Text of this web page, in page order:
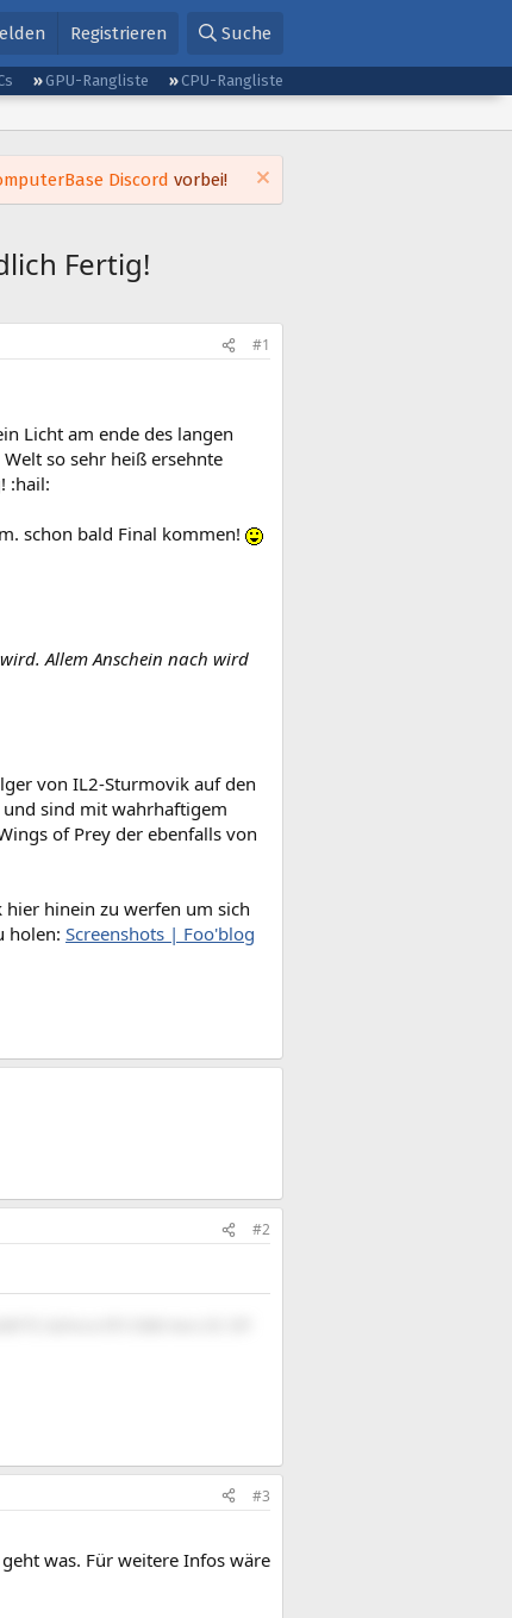
Registrieren Suche
GPU-Rangliste
CPU-Rangliste
Discord vorbei!
Fertig!
#1
Licht am ende des langen
so sehr heiß ersehnte
:hail:
schon bald Final kommen!
Allem Anschein nach wird
von IL2-Sturmovik auf den
und sind mit wahrhaftigem
of Prey der ebenfalls von
hinein zu werfen um sich
holen: Screenshots | Foo'blog
#2
#3
was. Für weitere Infos wäre